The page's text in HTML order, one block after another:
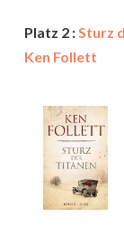
Platz 2 :Sturz
Ken Follett